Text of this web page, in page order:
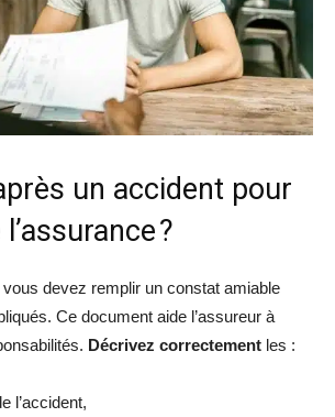
un accident pour
?
devez remplir un constat amiable
Ce document aide l’assureur à
Décrivez correctement les :
l’accident,